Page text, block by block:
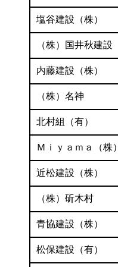
塩谷建設（株）
（株）国井秋建設
内藤建設（株）
（株）名神
北村組（有）
Ｍｉｙａｍａ（株）
近松建設（株）
（株）斫木村
青協建設（株）
松保建設（有）